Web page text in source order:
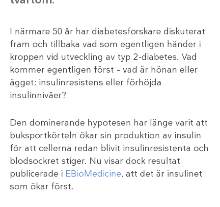
I närmare 50 år har diabetesforskare diskuterat
fram och tillbaka vad som egentligen händer i
kroppen vid utveckling av typ 2-diabetes. Vad
kommer egentligen först – vad är hönan eller
ägget: insulinresistens eller förhöjda
insulinnivåer?
Den dominerande hypotesen har länge varit att
buksportkörteln ökar sin produktion av insulin
för att cellerna redan blivit insulinresistenta och
blodsockret stiger. Nu visar dock resultat
publicerade i EBioMedicine, att det är insulinet
som ökar först.